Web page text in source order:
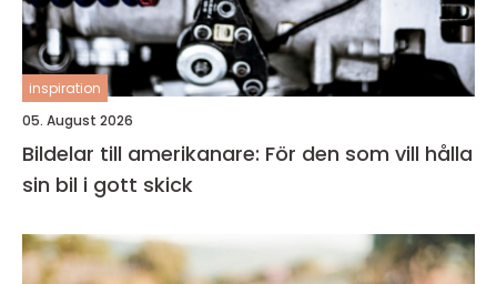
inspiration
05. August 2026
Bildelar till amerikanare: För den som vill hålla
sin bil i gott skick